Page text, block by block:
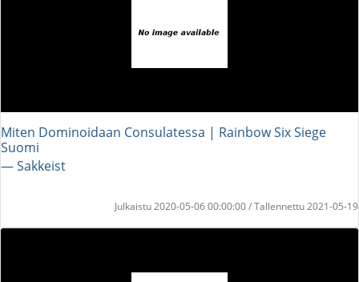
Miten Dominoidaan Consulatessa | Rainbow Six Siege
Suomi
― Sakkeist
Julkaistu 2020-05-06 00:00:00 / Tallennettu 2021-05-19